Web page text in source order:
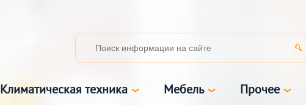
Климатическая техника Мебель Прочее